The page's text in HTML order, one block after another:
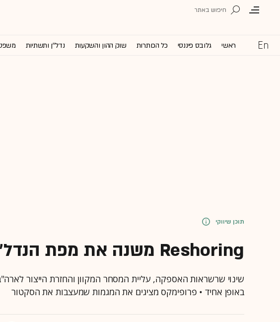
ראשי גלובס פיננסי כל הכותרות שוק ההון והשקעות נדל''ן ותשתיות
תוכן שיווקי
Reshoring משנה את מפת הנדל"ן הלוגיסטי בארה"ב
שינוי שרשראות האספקה, עליית המסחר המקוון והחזרת הייצור
באופן אחיד • פרופימקס מציגים את המגמות שמעצבות את הסקטור